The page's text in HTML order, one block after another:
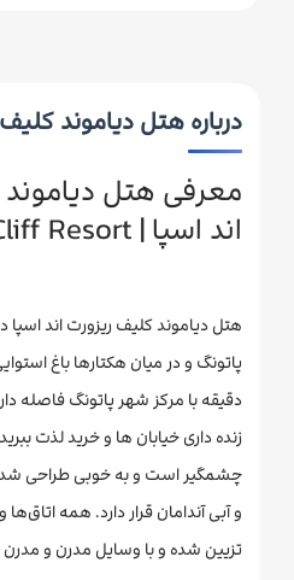
درباره هتل دیاموند
معرفی هتل
اند اسپا | Diamond Cliff Resort
هتل دیاموند کلیف ریزورت اند اسپا
پاتونگ و در میان هکتارها باغ
دقیقه با مرکز شهر پاتونگ فاصله
زنده داری خیابان ها و خرید لذت
چشمگیر است و به خوبی طراحی شده
و آبی آندامان قرار دارد. همه
تزیین شده و با وسایل مدرن و مدرن